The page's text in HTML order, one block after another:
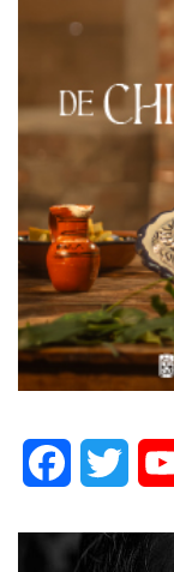
Facebook